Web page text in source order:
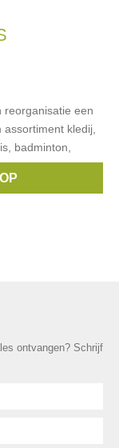
reorganisatie een
kledij,
badminton,
ontvangen? Schrijf